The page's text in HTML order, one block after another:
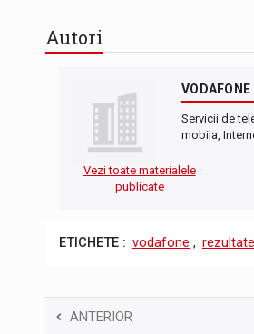
Autori
Servicii de
mobila,
Vezi toate materialele
publicate
ETICHETE : vodafone ,
ANTERIOR